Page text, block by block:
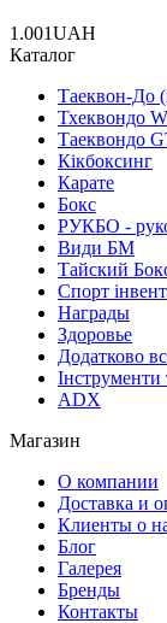
1.001UAH
Каталог
Таеквон-До
Тхеквондо
Таеквондо
Кікбоксинг
Карате
Бокс
РУКБО -
Види БМ
Тайский
Спорт
Награды
Здоровье
Додатково
Інструменти
ADX
Магазин
О компании
Доставка и
Клиенты о
Блог
Галерея
Бренды
Контакты